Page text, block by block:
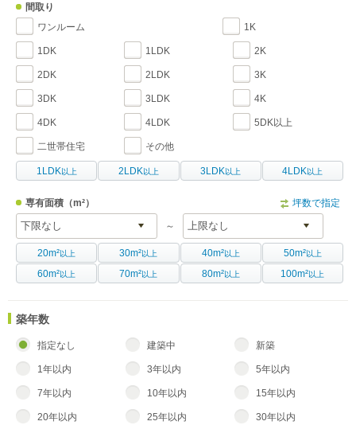
間取り
ワンルーム 1K
1DK 1LDK 2K
2DK 2LDK 3K
3DK 3LDK 4K
4DK 4LDK 5DK以上
二世帯住宅 その他
1LDK 以上 2LDK 以上 3LDK 以上 4LDK 以上
専有面積（m²） 坪数で指定
～
20m²以上 30m²以上 40m²以上 50m²以上
60m²以上 70m²以上 80m²以上 100m²以上
築年数
指定なし 建築中 新築
1年以内 3年以内 5年以内
7年以内 10年以内 15年以内
20年以内 25年以内 30年以内